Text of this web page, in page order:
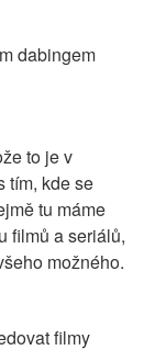
dabingem
to je v
tím, kde se
tu máme
filmů a seriálů,
možného.
filmy